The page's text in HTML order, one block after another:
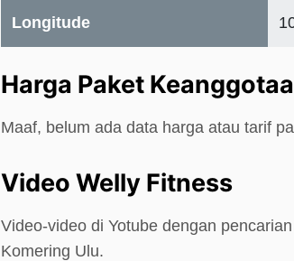
Longitude
Harga Paket
Maaf, belum ada data harga atau tarif
Video Welly Fitness
Video-video di Yotube dengan
Komering Ulu.